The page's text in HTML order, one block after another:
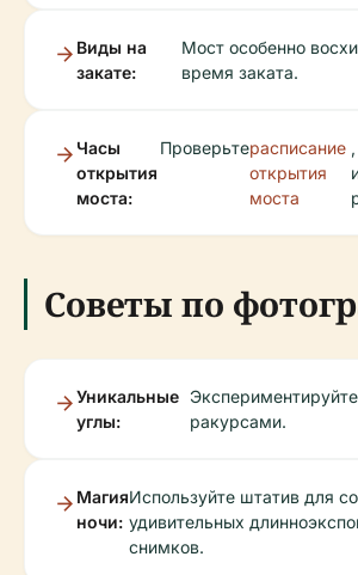
Виды на
закате:
Мост особенно
время заката.
Часы
открытия
моста:
Проверьтерасписание
открытия
моста
Советы по
Уникальные
углы:
ракурсами.
Магия
ночи:
Используйте штатив для
удивительных
снимков.